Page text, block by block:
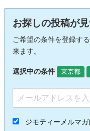
お探しの投稿が
ご希望の条件を登録す
来ます。
選択中の条件 東京都
ジモティーメルマ